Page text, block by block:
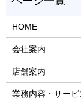
HOME
会社案内
店舗案内
業務内容・サービ